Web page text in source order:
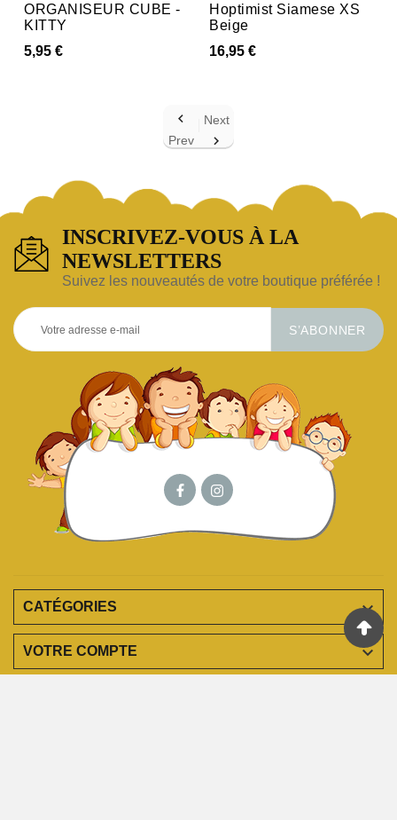
ORGANISEUR CUBE -
KITTY
5,95 €
Hoptimist Siamese XS
Beige
16,95 €

Prev
Next

INSCRIVEZ-VOUS À LA
NEWSLETTERS
Suivez les nouveautés de votre boutique préférée !
S’ABONNER
CATÉGORIES 
VOTRE COMPTE 